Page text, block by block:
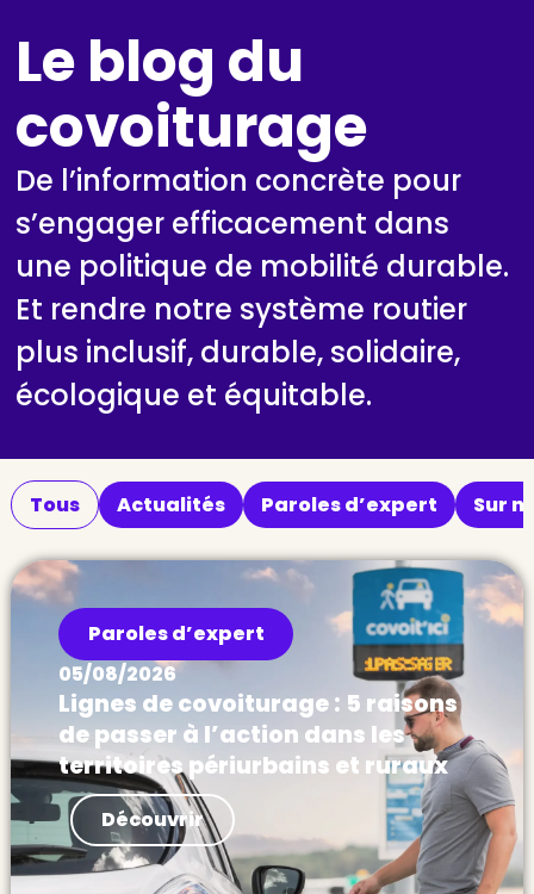
Le blog du
covoiturage
De l’information concrète pour
s’engager efficacement dans
une politique de mobilité durable.
Et rendre notre système routier
plus inclusif, durable, solidaire,
écologique et équitable.
Actualités Paroles d’expert Sur
Tous
Paroles d’expert
05/08/2026
Lignes de covoiturage : 5 raisons
de passer à l’action dans les
territoires périurbains et ruraux
Actualités Les Français sont prêts à se
passer de leur voiture, à condition d’avoir
des transports efficaces. Hors des villes,
Découvrir